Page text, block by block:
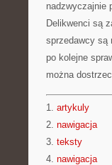
nadzwyczajnie
Delikwenci są
sprzedawcy są
po kolejne
można
1. artykuly
2. nawigacja
3. teksty
4. nawigacja